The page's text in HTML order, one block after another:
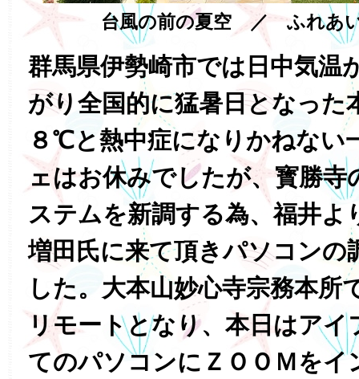
台風の前の夏空 ／ ふれあ
群馬県伊勢崎市では日中気温
がり全国的に猛暑日となった
８℃と熱中症になりかねない
ェはお休みでしたが、寳勝
ステムを新調する為、福井よ
増田氏に来て頂きパソコンの
した。大本山妙心寺宗務本所
リモートとなり、本日はアイ
てのパソコンにＺＯＯＭをイ